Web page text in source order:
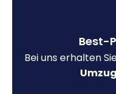
Best-
Bei uns erhalten
Umzug